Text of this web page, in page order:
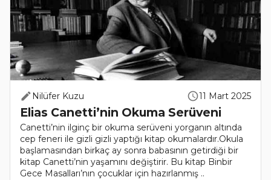
Nilüfer Kuzu 11 Mart 2025
Elias Canetti’nin Okuma Serüveni
Canetti’nin ilginç bir okuma serüveni yorganın altında
cep feneri ile gizli gizli yaptığı kitap okumalardır.Okula
başlamasından birkaç ay sonra babasının getirdiği bir
kitap Canetti’nin yaşamını değiştirir. Bu kitap Binbir
Gece Masalları’nın çocuklar için hazırlanmış ..